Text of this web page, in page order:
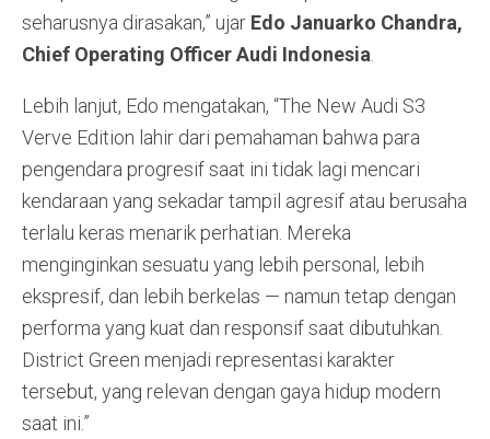
seharusnya dirasakan,” ujar Edo Januarko Chandra,
Chief Operating Officer Audi Indonesia
Lebih lanjut, Edo mengatakan, “The New Audi S3
Verve Edition lahir dari pemahaman bahwa para
pengendara progresif saat ini tidak lagi mencari
kendaraan yang sekadar tampil agresif atau berusaha
terlalu keras menarik perhatian. Mereka
menginginkan sesuatu yang lebih personal, lebih
ekspresif, dan lebih berkelas — namun tetap dengan
performa yang kuat dan responsif saat dibutuhkan.
District Green menjadi representasi karakter
tersebut, yang relevan dengan gaya hidup modern
saat ini.”